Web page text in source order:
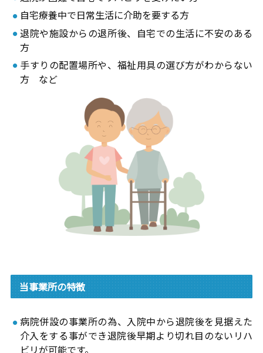
自宅療養中で日常生活に介助を要する方
退院や施設からの退所後、自宅での生活に不安のある
方
手すりの配置場所や、福祉用具の選び方がわからない
方 など
当事業所の特徴
病院併設の事業所の為、入院中から退院後を見据えた
介入をする事ができ退院後早期より切れ目のないリハ
ビリが可能です。